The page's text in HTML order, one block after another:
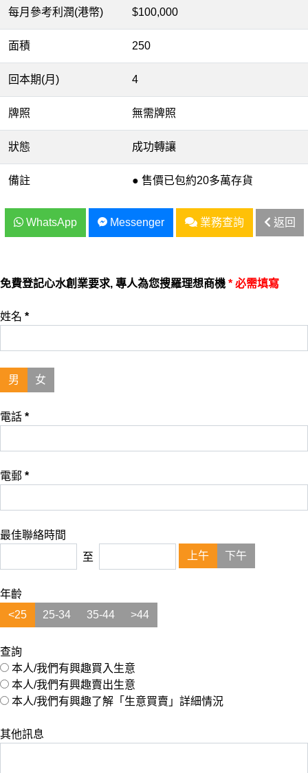
每月參考利潤(港幣) $100,000
面積 250
回本期(月) 4
牌照 無需牌照
狀態 成功轉讓
備註 ● 售價已包約20多萬存貨
WhatsApp Messenger 業務查詢 返回
免費登記心水創業要求, 專人為您搜羅理想商機 * 必需填寫
姓名 *
男 女
電話 *
電郵 *
最佳聯絡時間
至
上午 下午
年齡
<25
25-34 35-44 >44
查詢
本人/我們有興趣買入生意
本人/我們有興趣賣出生意
本人/我們有興趣了解「生意買賣」詳細情況
其他訊息